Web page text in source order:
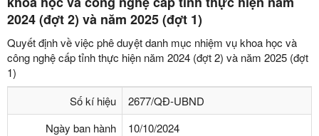
2024 (đợt 2) và năm 2025 (đợt 1)
Quyết định về việc phê duyệt danh mục nhiệm vụ khoa học và
công nghệ cấp tỉnh thực hiện năm 2024 (đợt 2) và năm 2025 (đợt
1)
Số kí hiệu
2677/QĐ-UBND
Ngày ban hành
10/10/2024